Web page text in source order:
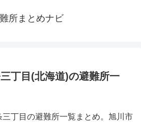
所まとめナビ
丁目(北海道)の避難所一
丁目の避難所一覧まとめ。旭川市